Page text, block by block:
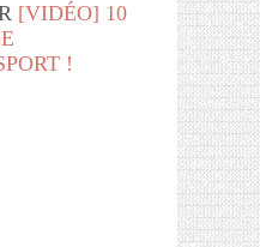
[VIDÉO] 10
!